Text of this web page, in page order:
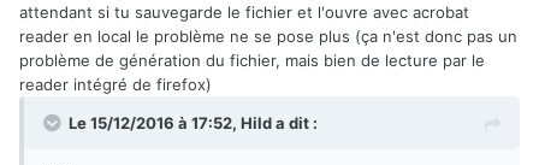
attendant si tu sauvegarde le fichier et l'ouvre avec acrobat
reader en local le problème ne se pose plus (ça n'est donc pas un
problème de génération du fichier, mais bien de lecture par le
reader intégré de firefox)
Le 15/12/2016 à 17:52, Hilda dit :